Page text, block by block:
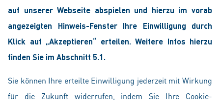
auf unserer Webseite abspielen und hierzu im vorab
angezeigten Hinweis-Fenster Ihre Einwilligung durch
Klick auf „Akzeptieren“ erteilen. Weitere Infos hierzu
finden Sie im Abschnitt 5.1.
Sie können Ihre erteilte Einwilligung jederzeit mit Wirkung
für die Zukunft widerrufen, indem Sie Ihre Cookie-